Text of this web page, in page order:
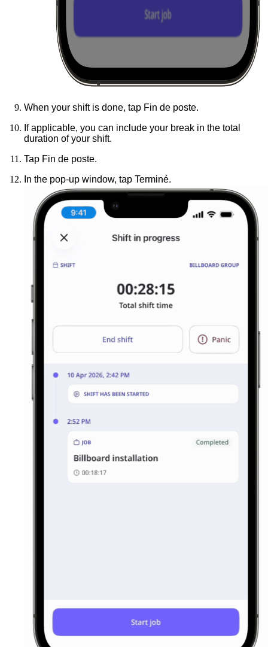
When your shift is done, tap Fin de poste.
If applicable, you can include your break in the total
duration of your shift.
Tap Fin de poste.
In the pop-up window, tap Terminé.